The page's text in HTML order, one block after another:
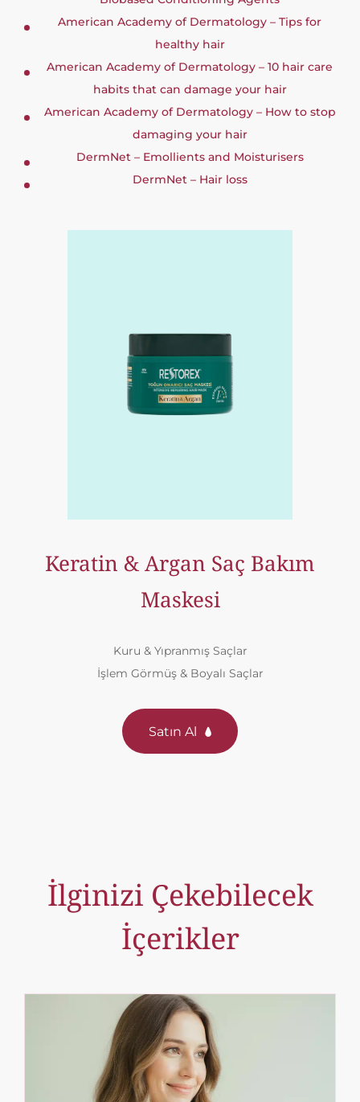
American Academy of Dermatology – Tips for
healthy hair
American Academy of Dermatology – 10 hair care
habits that can damage your hair
American Academy of Dermatology – How to stop
damaging your hair
DermNet – Emollients and Moisturisers
DermNet – Hair loss
Keratin & Argan Saç Bakım
Maskesi
Kuru & Yıpranmış Saçlar
İşlem Görmüş & Boyalı Saçlar
Satın Al
İlginizi Çekebilecek
İçerikler